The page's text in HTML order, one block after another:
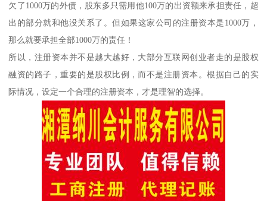
欠了1000万的外债，股东多只需用他100万的出资额来承担责任，超
出的部分就和他没关系了。但如果这家公司的注册资本是1000万，
那么就要承担全部1000万的责任！
所以，注册资本并不是越大越好，大部分互联网创业者走的是股权
融资的路子，重要的是股权比例，而不是注册资本。根据自己的实
际情况，设定一个合理的注册资本，才是理智的选择。